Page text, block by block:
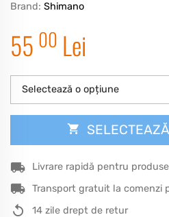
Brand: Shimano
55 00 Lei
Selectează o opțiune
Livrare rapidă pentru
Transport gratuit la comenzi
14 zile drept de retur